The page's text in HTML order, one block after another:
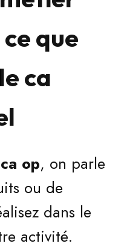
que
ca
ca op, on parle
ou de
dans le
activité.